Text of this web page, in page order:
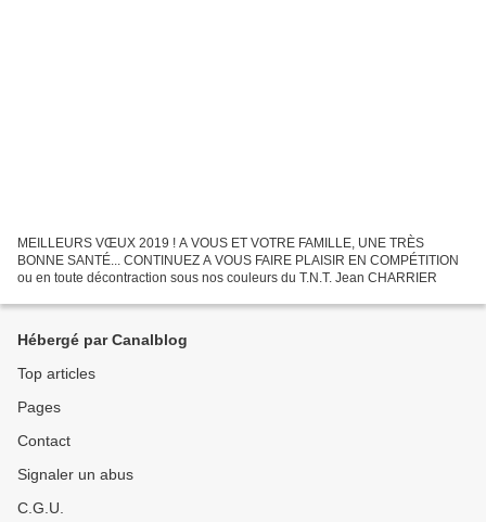
MEILLEURS VŒUX 2019 ! A VOUS ET VOTRE FAMILLE, UNE TRÈS
BONNE SANTÉ... CONTINUEZ A VOUS FAIRE PLAISIR EN COMPÉTITION
ou en toute décontraction sous nos couleurs du T.N.T. Jean CHARRIER
Hébergé par Canalblog
Top articles
Pages
Contact
Signaler un abus
C.G.U.